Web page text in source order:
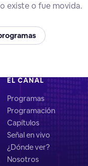
existe o fue movida.
EL CANAL
Programas
Programación
Capítulos
Señal en vivo
¿Dónde ver?
Nosotros